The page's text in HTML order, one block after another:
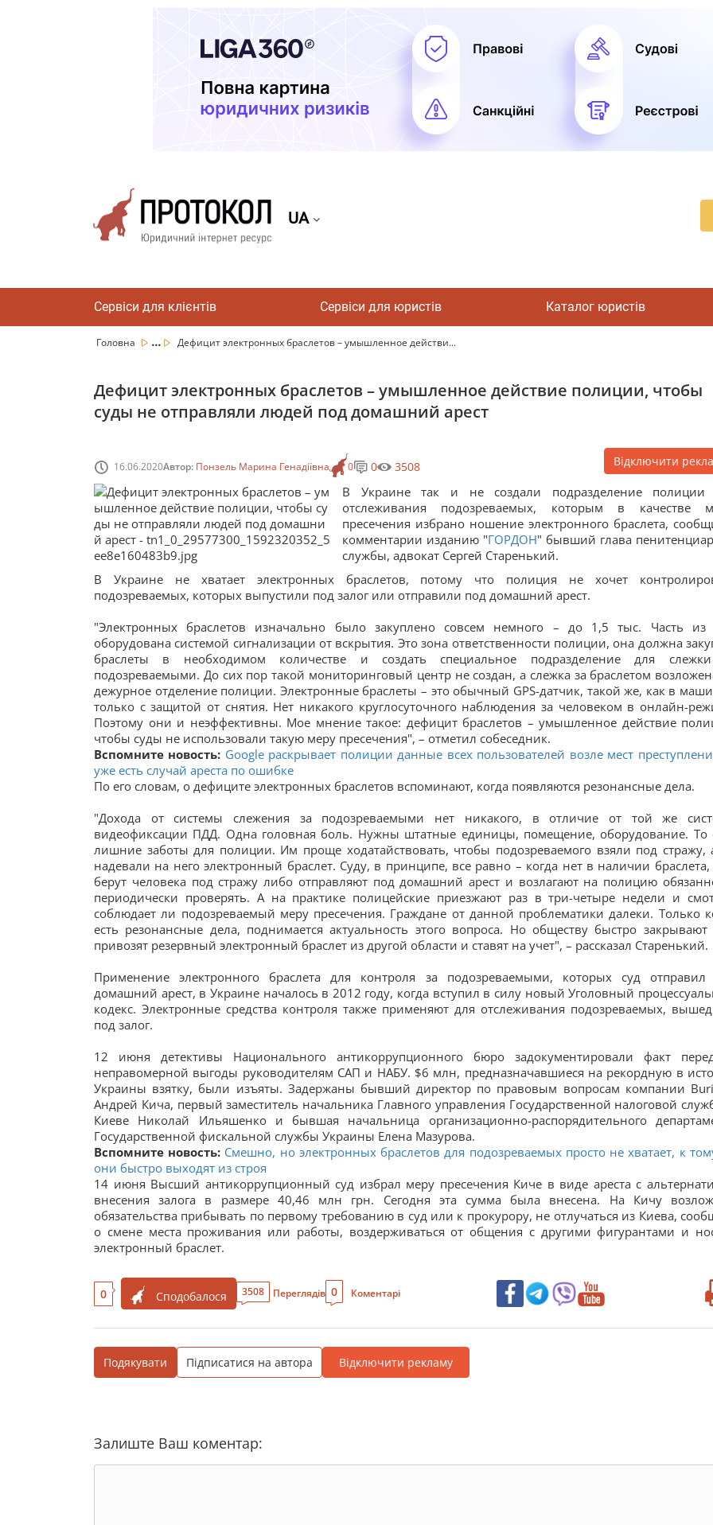
UA
Сервіси для клієнтів Сервіси для юристів Каталог юристів
Головна ... Дефицит электронных браслетов – умышленное действи...
Дефицит электронных браслетов – умышленное действие полиции, чтобы
суды не отправляли людей под домашний арест
16.06.2020Автор: Понзель Марина Генадіївна 0 0 3508 Відключити
В Украине так и не создали подразделение полиции
отслеживания подозреваемых, которым в качестве
пресечения избрано ношение электронного браслета,
комментарии изданию "ГОРДОН" бывший глава
службы, адвокат Сергей Старенький.
В Украине не хватает электронных браслетов, потому что полиция не хочет
подозреваемых, которых выпустили под залог или отправили под домашний арест.
"Электронных браслетов изначально было закуплено совсем немного – до 1,5 тыс. Часть из
оборудована системой сигнализации от вскрытия. Это зона ответственности полиции, она должна
браслеты в необходимом количестве и создать специальное подразделение для
подозреваемыми. До сих пор такой мониторинговый центр не создан, а слежка за браслетом
дежурное отделение полиции. Электронные браслеты – это обычный GPS-датчик, такой же, как в
только с защитой от снятия. Нет никакого круглосуточного наблюдения за человеком в онлайн-
Поэтому они и неэффективны. Мое мнение такое: дефицит браслетов – умышленное действие
чтобы суды не использовали такую меру пресечения", – отметил собеседник.
Вспомните новость: Google раскрывает полиции данные всех пользователей возле мест
уже есть случай ареста по ошибке
По его словам, о дефиците электронных браслетов вспоминают, когда появляются резонансные дела.
"Дохода от системы слежения за подозреваемыми нет никакого, в отличие от той же
видеофиксации ПДД. Одна головная боль. Нужны штатные единицы, помещение, оборудование. То
лишние заботы для полиции. Им проще ходатайствовать, чтобы подозреваемого взяли под стражу,
надевали на него электронный браслет. Суду, в принципе, все равно – когда нет в наличии
берут человека под стражу либо отправляют под домашний арест и возлагают на полицию
периодически проверять. А на практике полицейские приезжают раз в три-четыре недели и
соблюдает ли подозреваемый меру пресечения. Граждане от данной проблематики далеки. Только
есть резонансные дела, поднимается актуальность этого вопроса. Но обществу быстро закрывают
привозят резервный электронный браслет из другой области и ставят на учет", – рассказал Старенький.
Применение электронного браслета для контроля за подозреваемыми, которых суд
домашний арест, в Украине началось в 2012 году, когда вступил в силу новый Уголовный
кодекс. Электронные средства контроля также применяют для отслеживания подозреваемых,
под залог.
12 июня детективы Национального антикоррупционного бюро задокументировали факт
неправомерной выгоды руководителям САП и НАБУ. $6 млн, предназначавшиеся на рекордную в
Украины взятку, были изъяты. Задержаны бывший директор по правовым вопросам компании
Андрей Кича, первый заместитель начальника Главного управления Государственной налоговой
Киеве Николай Ильяшенко и бывшая начальница организационно-распорядительного
Государственной фискальной службы Украины Елена Мазурова.
Вспомните новость: Смешно, но электронных браслетов для подозреваемых просто не хватает, к
они быстро выходят из строя
14 июня Высший антикоррупционный суд избрал меру пресечения Киче в виде ареста с
внесения залога в размере 40,46 млн грн. Сегодня эта сумма была внесена. На Кичу
обязательства прибывать по первому требованию в суд или к прокурору, не отлучаться из Киева,
о смене места проживания или работы, воздерживаться от общения с другими фигурантами и
электронный браслет.
0 Сподобалося 3508 Переглядів 0 Коментарі
Подякувати Підписатися на автора Відключити рекламу
Залиште Ваш коментар: